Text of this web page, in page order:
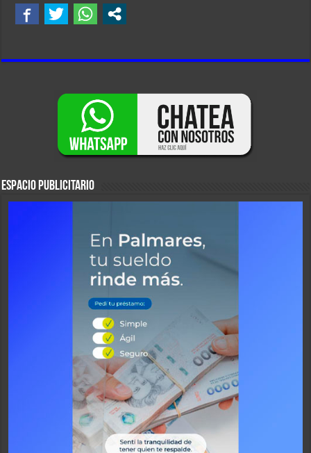
ESPACIO PUBLICITARIO